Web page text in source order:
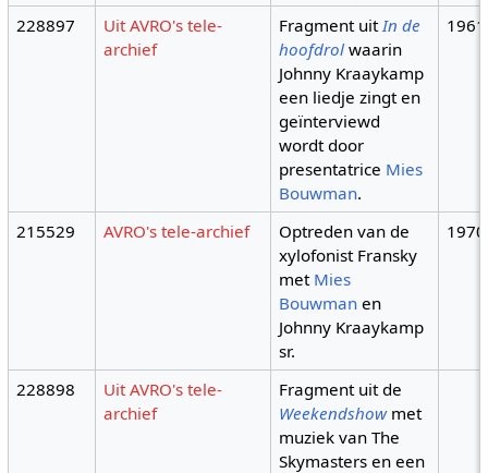
228897
Uit AVRO's tele-
archief
Fragment uitIn de
hoofdrol waarin
Johnny Kraaykamp
een liedje zingt en
geïnterviewd
wordt door
presentatrice Mies
Bouwman.
1961
215529 AVRO's tele-archief
Optreden van de
xylofonist Fransky
met Mies
Bouwman en
Johnny Kraaykamp
sr.
1970
228898
Uit AVRO's tele-
archief
Fragment uit de
Weekendshowmet
muziek van The
Skymasters en een